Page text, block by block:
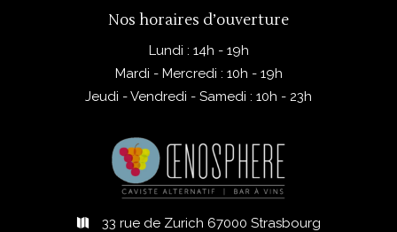
Nos horaires d’ouverture
Lundi : 14h - 19h
Mardi - Mercredi : 10h - 19h
Jeudi - Vendredi - Samedi : 10h - 23h
33 rue de Zurich 67000 Strasbourg